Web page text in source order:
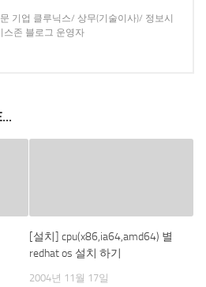
기업 클루닉스/ 상무(기술이사)/ 정보시
스존 블로그 운영자
[설치] cpu(x86,ia64,amd64) 별
redhat os 설치 하기
2004년 11월 17일